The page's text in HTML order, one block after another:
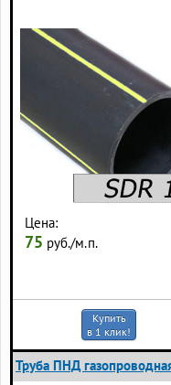
Цена:
75 руб./м.п.
Купить
в 1 клик!
Труба ПНД